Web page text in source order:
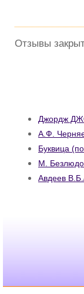
Отзывы
Джордж
А.Ф.
Буквица
М.
Авдеев